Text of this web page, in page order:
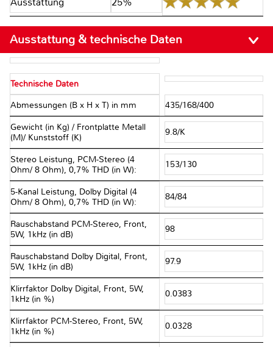
Ausstattung & technische Daten
Technische Daten
Abmessungen (B x H x T) in mm 435/168/400
Gewicht (in Kg) / Frontplatte Metall
(M)/ Kunststoff (K)
9.8/K
Stereo Leistung, PCM-Stereo (4
Ohm/ 8 Ohm), 0,7% THD (in W):
153/130
5-Kanal Leistung, Dolby Digital (4
Ohm/ 8 Ohm), 0,7% THD (in W):
84/84
Rauschabstand PCM-Stereo, Front,
5W, 1kHz (in dB)
98
Rauschabstand Dolby Digital, Front,
5W, 1kHz (in dB)
97.9
Klirrfaktor Dolby Digital, Front, 5W,
1kHz (in %)
0.0383
Klirrfaktor PCM-Stereo, Front, 5W,
1kHz (in %)
0.0328